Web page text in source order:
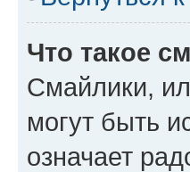
Что такое
Смайлики,
могут быть
означает